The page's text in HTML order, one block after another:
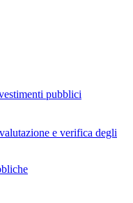
pubblici
e verifica degli